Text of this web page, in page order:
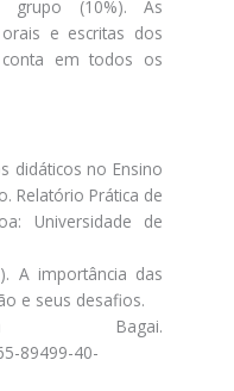
grupo (10%). As
orais e escritas dos
em todos os
didáticos no Ensino
Relatório Prática de
Universidade de
A importância das
e seus desafios.
Bagai.
89499-40-